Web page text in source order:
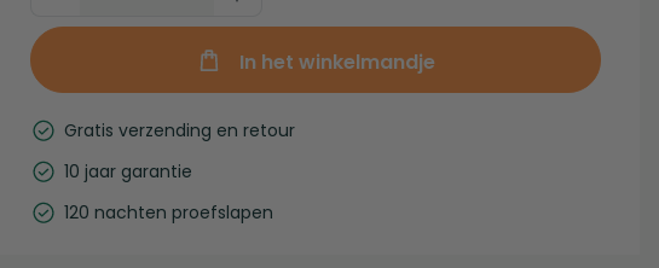
In het winkelmandje
Gratis verzending en retour
10 jaar garantie
120 nachten proefslapen